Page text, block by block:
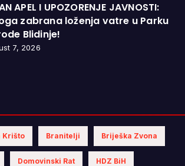
APEL I UPOZORENJE JAVNOSTI:
zabrana loženja vatre u Parku
Blidinje!
7, 2026
Krišto Branitelji Briješka Zvona
Domovinski Rat HDZ BiH